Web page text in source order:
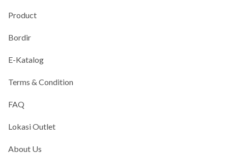
Product
Bordir
E-Katalog
Terms & Condition
FAQ
Lokasi Outlet
About Us